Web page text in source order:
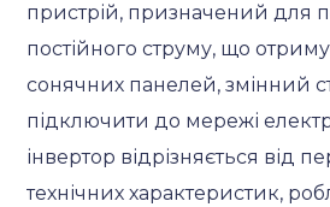
пристрій, призначений для
постійного струму, що
сонячних панелей, змінний
підключити до мережі
інвертор відрізняється від
технічних характеристик,